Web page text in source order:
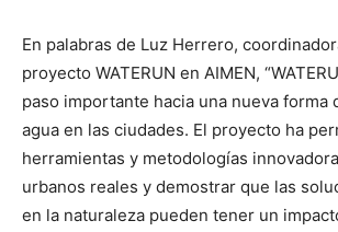
En palabras de Luz Herrero,
proyecto WATERUN en AIMEN,
paso importante hacia una nueva forma
agua en las ciudades. El proyecto ha
herramientas y metodologías
urbanos reales y demostrar que las
en la naturaleza pueden tener un